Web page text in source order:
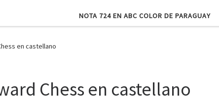
NOTA 724 EN ABC COLOR DE PARAGUAY
en castellano
Chess en castellano